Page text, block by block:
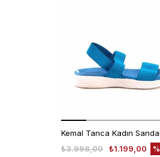
₺1.199,00
₺3.998,00